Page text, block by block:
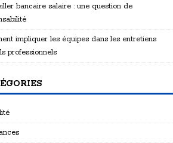
bancaire salaire : une question de
impliquer les équipes dans les entretiens
professionnels